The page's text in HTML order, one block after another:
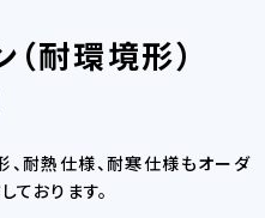
耐環境形）
耐熱仕様、耐寒仕様もオーダ
ております。